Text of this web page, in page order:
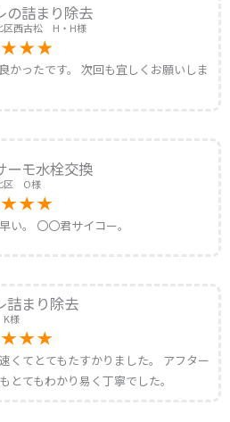
の詰まり除去
区西古松 H・H様
かったです。 次回も宜しくお願いしま
ーモ水栓交換
区 O様
い。 〇〇君サイコー。
詰まり除去
様
くてとてもたすかりました。 アフター
とてもわかり易く丁寧でした。